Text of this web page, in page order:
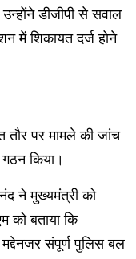
डीजीपी से सवाल
में शिकायत दर्ज होने
तौर पर मामले की जांच
किया।
ने मुख्यमंत्री को
को बताया कि
मद्देनजर संपूर्ण पुलिस बल